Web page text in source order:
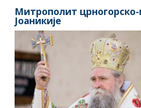
Митрополит
Јоаникије